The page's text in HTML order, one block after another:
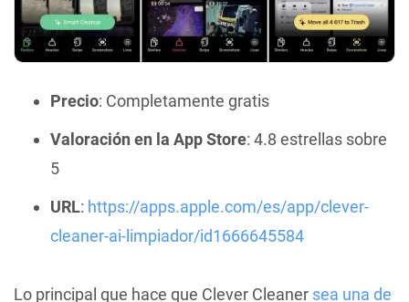
Precio: Completamente gratis
Valoración en la App Store: 4.8 estrellas sobre
5
URL: https://apps.apple.com/es/app/clever-
cleaner-ai-limpiador/id1666645584
Lo principal que hace que Clever Cleaner sea una de